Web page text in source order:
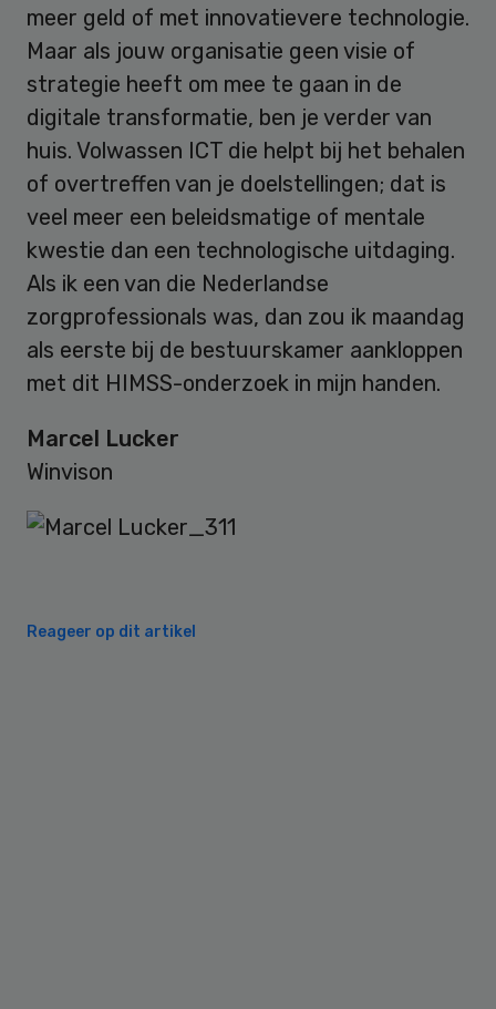
meer geld of met innovatievere technologie.
Maar als jouw organisatie geen visie of
strategie heeft om mee te gaan in de
digitale transformatie, ben je verder van
huis. Volwassen ICT die helpt bij het behalen
of overtreffen van je doelstellingen; dat is
veel meer een beleidsmatige of mentale
kwestie dan een technologische uitdaging.
Als ik een van die Nederlandse
zorgprofessionals was, dan zou ik maandag
als eerste bij de bestuurskamer aankloppen
met dit HIMSS-onderzoek in mijn handen.
Marcel Lucker
Winvison
Reageer op dit artikel